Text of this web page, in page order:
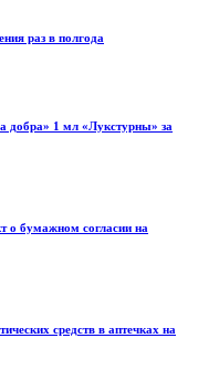
раз в полгода
добра» 1 мл «Лукстурны» за
о бумажном согласии на
средств в аптечках на